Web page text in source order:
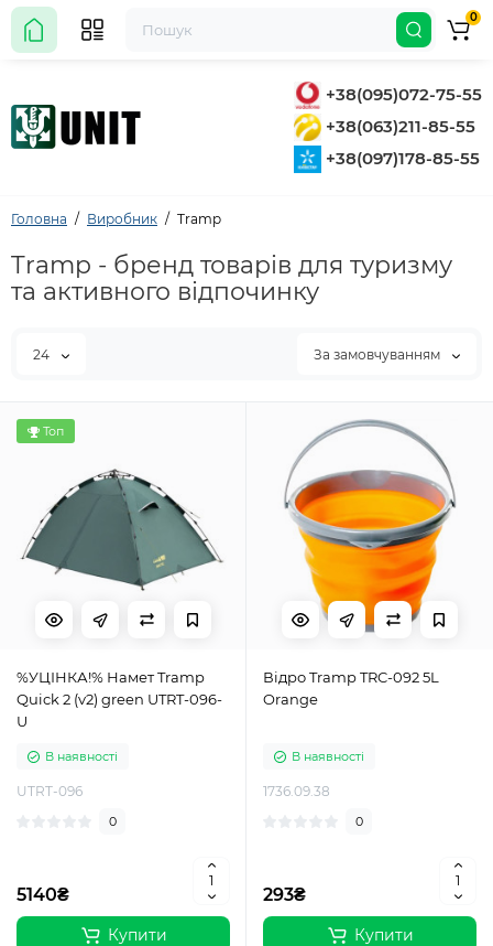
+38(095)072-75-55
+38(063)211-85-55
+38(097)178-85-55
0
Головна Виробник Tramp
Tramp - бренд товарів для туризму
та активного відпочинку
24 За замовчуванням
Топ
%УЦІНКА!% Намет Tramp
Quick 2 (v2) green UTRT-096-
U
В наявності
UTRT-096
0
5140₴
Купити
Відро Tramp TRC-092 5L
Orange
В наявності
1736.09.38
0
293₴
Купити